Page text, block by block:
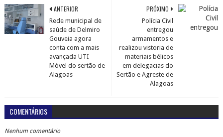
PRÓXIMO
Polícia Civil
entregou
armamentos e
realizou vistoria de
materiais bélicos
em delegacias do
Sertão e Agreste de
Alagoas
ANTERIOR
Rede municipal de
saúde de Delmiro
Gouveia agora
conta com a mais
avançada UTI
Móvel do sertão de
Alagoas
COMENTÁRIOS
Nenhum comentário